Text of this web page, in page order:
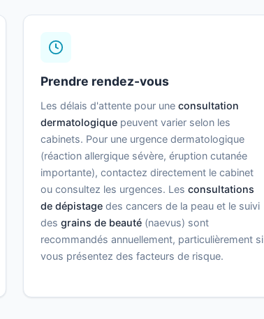
Prendre rendez-vous
Les délais d'attente pour uneconsultation
dermatologique peuvent varier selon les
cabinets. Pour une urgence dermatologique
(réaction allergique sévère, éruption cutanée
importante), contactez directement le cabinet
ou consultez les urgences. Lesconsultations
de dépistage des cancers de la peau et le suivi
desgrains de beauté (naevus) sont
recommandés annuellement, particulièrement si
vous présentez des facteurs de risque.